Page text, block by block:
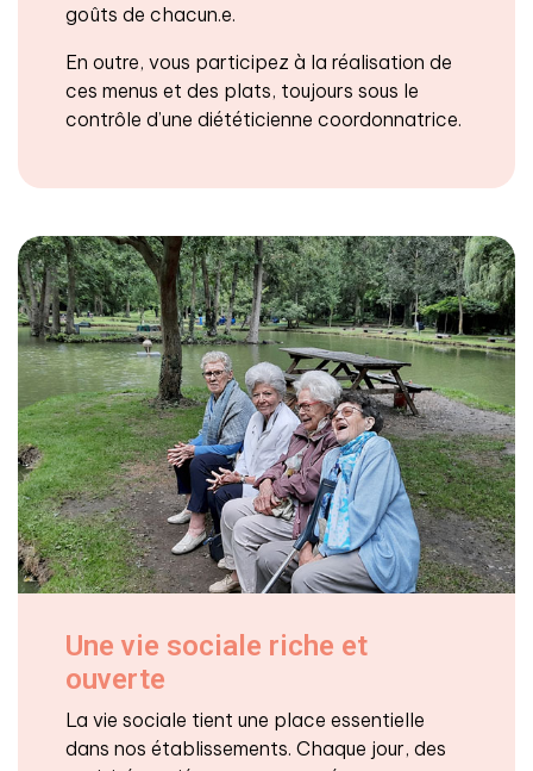
goûts de chacun.e.
En outre, vous participez à la réalisation de
ces menus et des plats, toujours sous le
contrôle d’une diététicienne coordonnatrice.
Une vie sociale riche et
ouverte
La vie sociale tient une place essentielle
dans nos établissements. Chaque jour, des